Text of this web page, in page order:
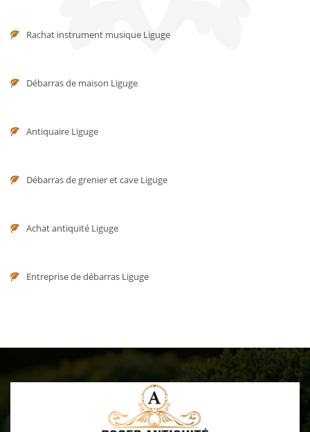
Rachat instrument musique Liguge
Débarras de maison Liguge
Antiquaire Liguge
Débarras de grenier et cave Liguge
Achat antiquité Liguge
Entreprise de débarras Liguge